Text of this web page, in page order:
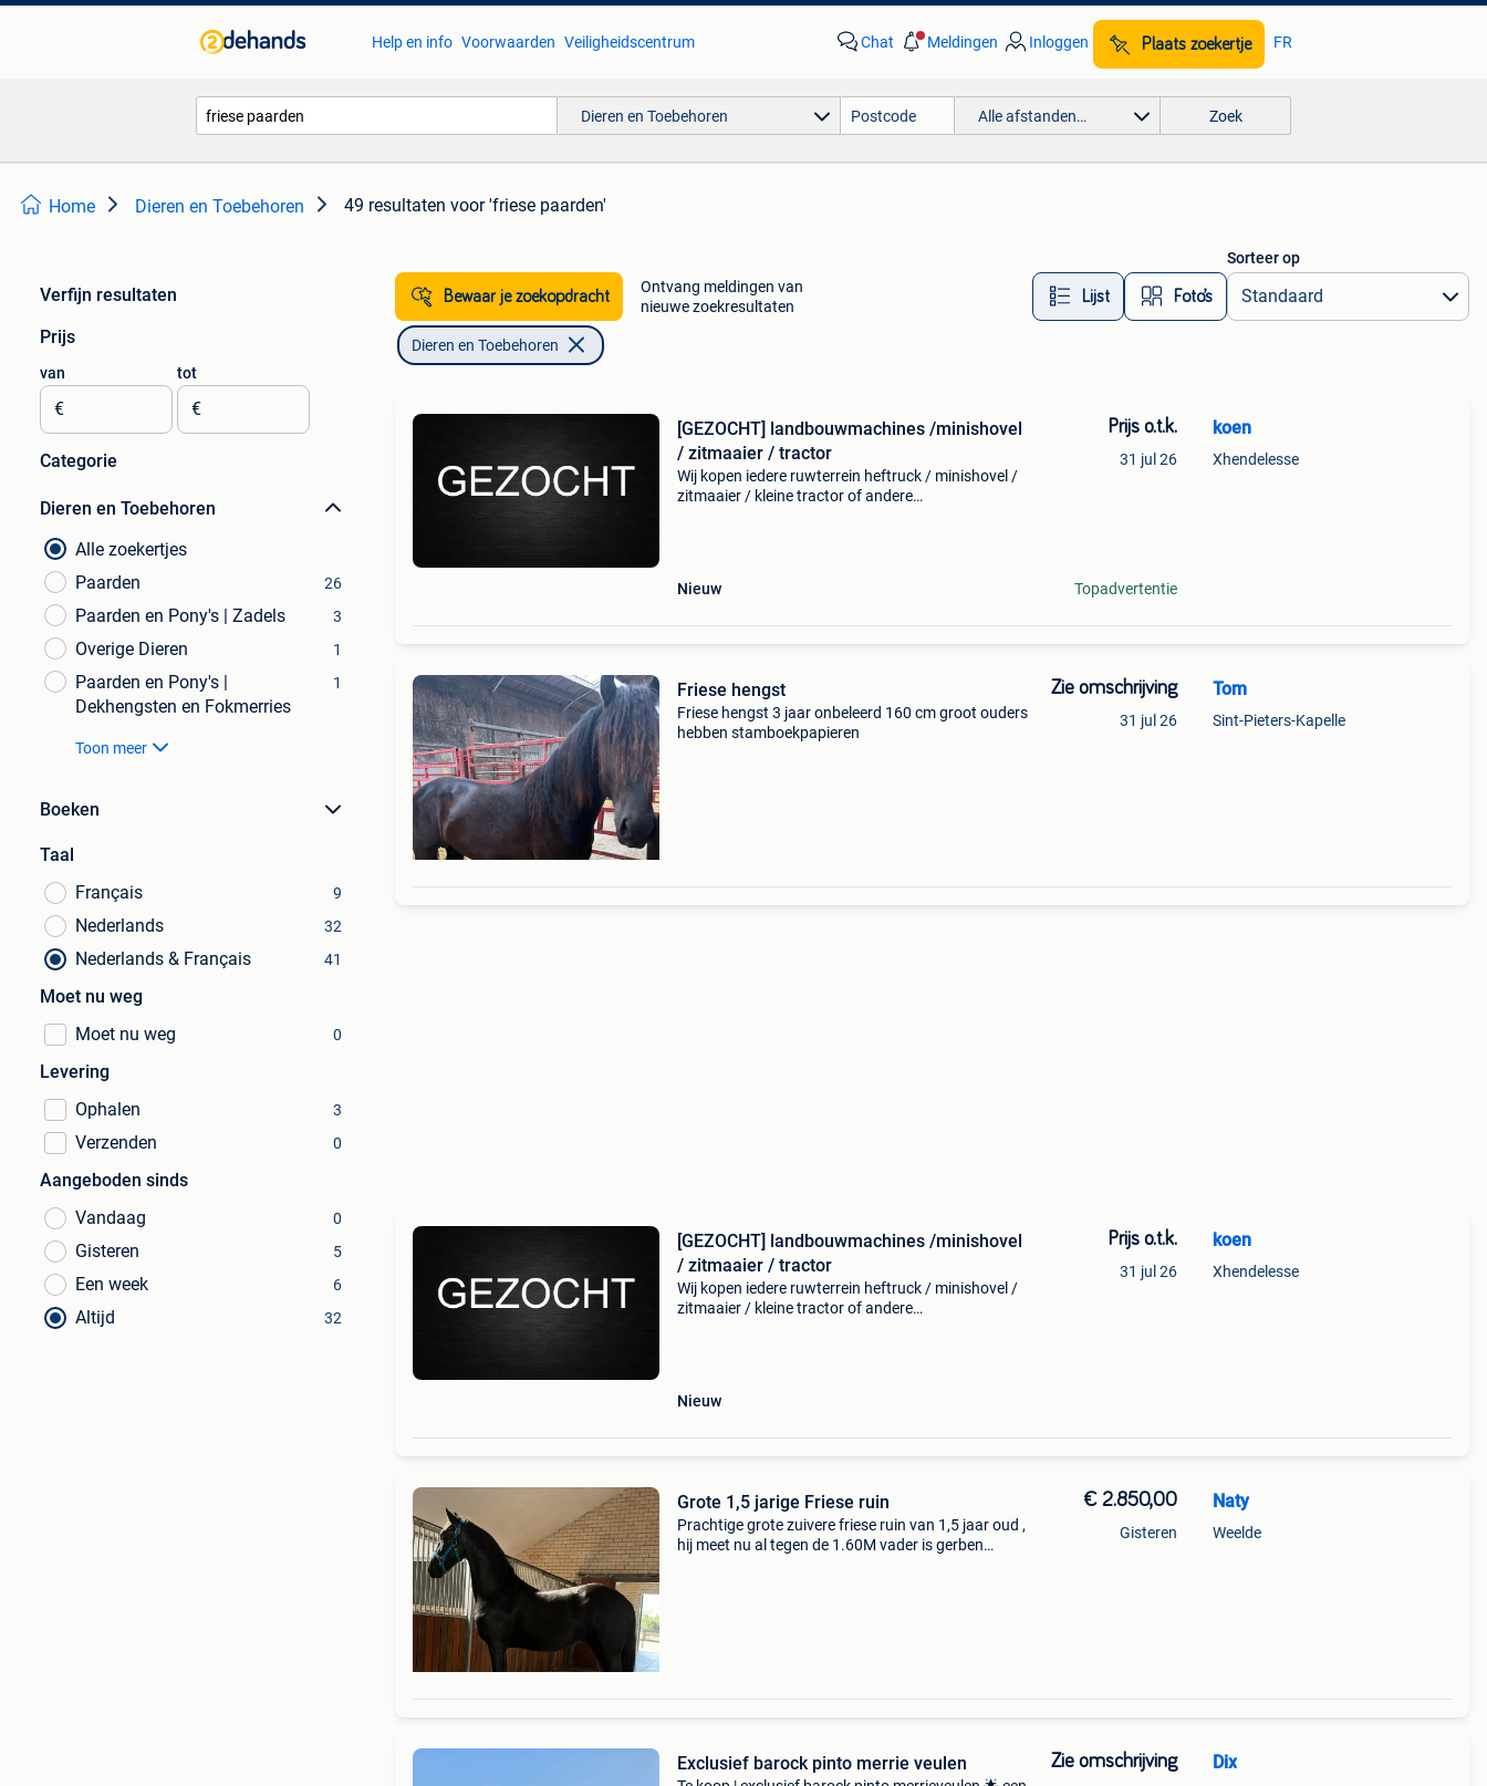
Help en info Voorwaarden Veiligheidscentrum Chat Meldingen Inloggen Plaats zoekertje FR
Dieren en Toebehoren Alle afstanden… Zoek
Home Dieren en Toebehoren 49 resultaten voor 'friese paarden'
Verfijn resultaten
Prijs
van
€
tot
€
Categorie
Dieren en Toebehoren
Alle zoekertjes
Paarden
26
Paarden en Pony's | Zadels 3
Overige Dieren 1
Paarden en Pony's |
Dekhengsten en Fokmerries
1
Toon meer
Boeken
Taal
Français
9
Nederlands 32
Nederlands & Français 41
Moet nu weg
Moet nu weg
0
Levering
Ophalen
3
Verzenden 0
Aangeboden sinds
Vandaag
0
Gisteren 5
Een week 6
Altijd 32
Bewaar je zoekopdracht
Ontvang meldingen van
nieuwe zoekresultaten
Lijst Foto’s
Sorteer op
Dieren en Toebehoren
[GEZOCHT] landbouwmachines /minishovel
/ zitmaaier / tractor
Wij kopen iedere ruwterrein heftruck / minishovel /
zitmaaier / kleine tractor of andere
Nieuw
Prijs o.t.k.
31 jul 26
Topadvertentie
koen
Xhendelesse
Friese hengst
Friese hengst 3 jaar onbeleerd 160 cm groot ouders
hebben stamboekpapieren
Zie omschrijving
31 jul 26
Tom
Sint-Pieters-Kapelle
[GEZOCHT] landbouwmachines /minishovel
/ zitmaaier / tractor
Wij kopen iedere ruwterrein heftruck / minishovel /
zitmaaier / kleine tractor of andere
Nieuw
Prijs o.t.k.
31 jul 26
koen
Xhendelesse
Grote 1,5 jarige Friese ruin
Prachtige grote zuivere friese ruin van 1,5 jaar oud ,
hij meet nu al tegen de 1.60M vader is gerben
€ 2.850,00
Gisteren
Naty
Weelde
Exclusief barock pinto merrie veulen Zie omschrijving Dix